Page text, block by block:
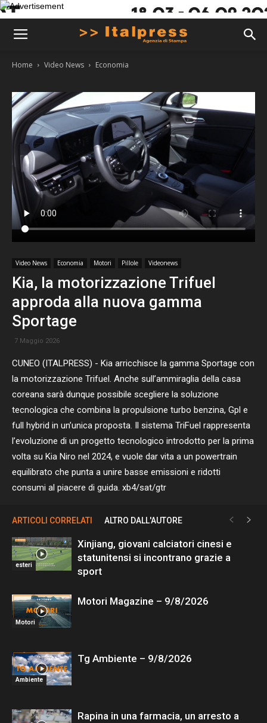
Home Video News Economia
Video News Economia Motori Pillole Videonews
Kia, la motorizzazione Trifuel
approda alla nuova gamma
Sportage
7 Maggio 2026
CUNEO (ITALPRESS) - Kia arricchisce la gamma Sportage con
la motorizzazione Trifuel. Anche sull’ammiraglia della casa
coreana sarà dunque possibile scegliere la soluzione
tecnologica che combina la propulsione turbo benzina, Gpl e
full hybrid in un’unica proposta. Il sistema TriFuel rappresenta
l’evoluzione di un progetto tecnologico introdotto per la prima
volta su Kia Niro nel 2024, e vuole dar vita a un powertrain
equilibrato che punta a unire basse emissioni e ridotti
consumi al piacere di guida. xb4/sat/gtr
ARTICOLI CORRELATI ALTRO DALL'AUTORE
esteri
Xinjiang, giovani calciatori cinesi e
statunitensi si incontrano grazie a
sport
Motori
Motori Magazine – 9/8/2026
Ambiente
Tg Ambiente – 9/8/2026
Rapina in una farmacia, un arresto a